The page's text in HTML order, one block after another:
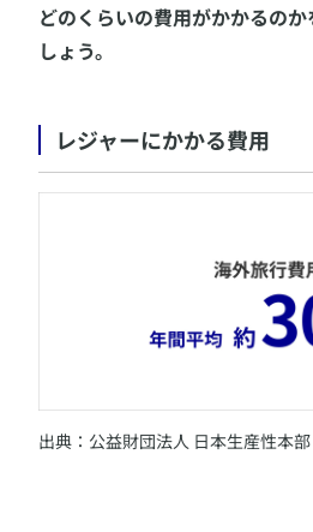
どのくらいの費用がかかるの
しょう。
レジャーにかかる費用
出典：公益財団法人 日本生産性本部